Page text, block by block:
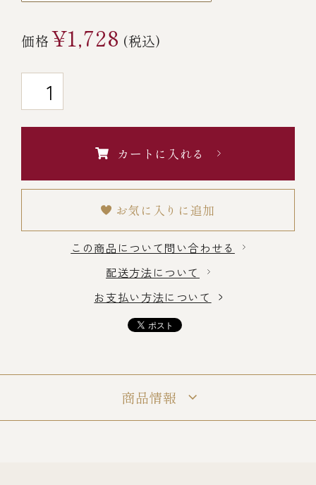
価格で探す
～￥2,999
￥3,000～￥4,999
￥10,000～￥14,999
￥15,000～￥19,999
その他
全商品一覧
価格¥1,728 (税込)
カートに入れる
お気に入りに追加
この商品について問い合わせる
配送方法について
お支払い方法について
商品情報